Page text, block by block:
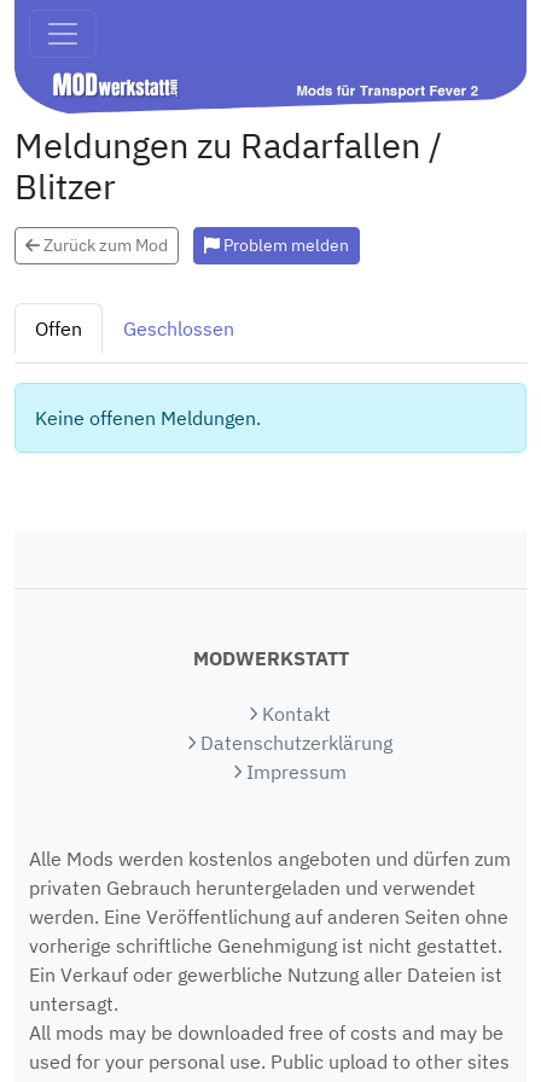
Meldungen zu Radarfallen /
Blitzer
Zurück zum Mod Problem melden
Offen Geschlossen
Keine offenen Meldungen.
MODWERKSTATT
Kontakt
Datenschutzerklärung
Impressum
Alle Mods werden kostenlos angeboten und dürfen zum
privaten Gebrauch heruntergeladen und verwendet
werden. Eine Veröffentlichung auf anderen Seiten ohne
vorherige schriftliche Genehmigung ist nicht gestattet.
Ein Verkauf oder gewerbliche Nutzung aller Dateien ist
untersagt.
All mods may be downloaded free of costs and may be
used for your personal use. Public upload to other sites